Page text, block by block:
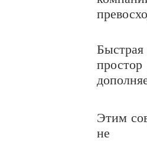
Быстрая
Этим
не